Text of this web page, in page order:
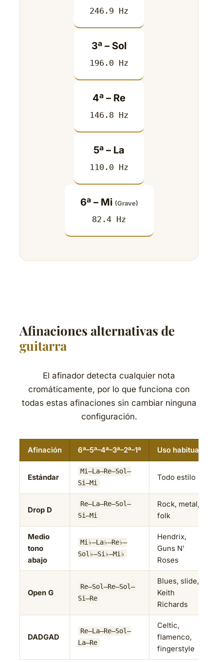
246.9 Hz
3ª – Sol
196.0 Hz
4ª – Re
146.8 Hz
5ª – La
110.0 Hz
6ª – Mi (Grave)
82.4 Hz
Afinaciones alternativas de
guitarra
El afinador detecta cualquier nota
cromáticamente, por lo que funciona con
todas estas afinaciones sin cambiar ninguna
configuración.
Afinación 6ª–5ª–4ª–3ª–2ª–1ª Uso habitual
Estándar
Mi–La–Re–Sol–
Si–Mi
Todo estilo
Drop D
Re–La–Re–Sol–
Si–Mi
Rock, metal,
folk
Medio
tono
abajo
Mi♭–La♭–Re♭–
Sol♭–Si♭–Mi♭
Hendrix,
Guns N'
Roses
Open G
Re–Sol–Re–Sol–
Si–Re
Blues, slide,
Keith
Richards
DADGAD
Re–La–Re–Sol–
La–Re
Celtic,
flamenco,
fingerstyle